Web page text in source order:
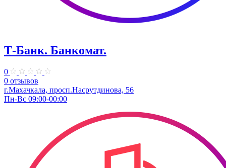
Т-Банк. ​Банкомат.
0
0 отзывов
г.Махачкала, просп.Насрутдинова, 56
Пн-Вс 09:00-00:00